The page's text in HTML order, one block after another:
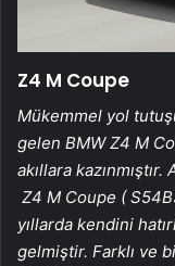
Z4 M Coupe
Mükemmel yol
gelen BMW Z4 M
akıllara
Z4 M Coupe (
yıllarda kendini
gelmiştir. Farklı ve